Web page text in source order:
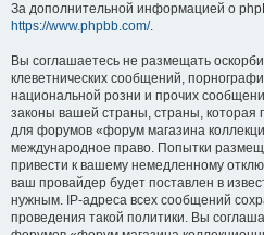
За дополнительной информацией о
https://www.phpbb.com/.
Вы соглашаетесь не размещать
клеветнических сообщений,
национальной розни и прочих
законы вашей страны, страны, которая
для форумов «форум магазина
международное право. Попытки
привести к вашему немедленному
ваш провайдер будет поставлен в
нужным. IP-адреса всех сообщений
проведения такой политики. Вы